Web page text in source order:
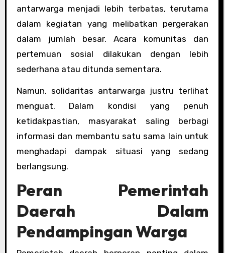
antarwarga menjadi lebih terbatas, terutama
dalam kegiatan yang melibatkan pergerakan
dalam jumlah besar. Acara komunitas dan
pertemuan sosial dilakukan dengan lebih
sederhana atau ditunda sementara.
Namun, solidaritas antarwarga justru terlihat
menguat. Dalam kondisi yang penuh
ketidakpastian, masyarakat saling berbagi
informasi dan membantu satu sama lain untuk
menghadapi dampak situasi yang sedang
berlangsung.
Peran Pemerintah
Daerah Dalam
Pendampingan Warga